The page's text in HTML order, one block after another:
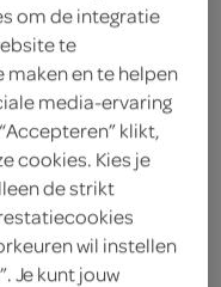
om de integratie
te
en te helpen
media-ervaring
klikt,
cookies. Kies je
de strikt
wil instellen
Je kunt jouw